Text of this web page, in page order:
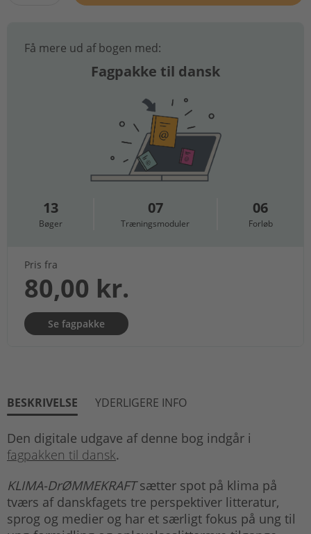
Få mere ud af bogen med:
Fagpakke til dansk
13
Bøger
07
Træningsmoduler
06
Forløb
Pris fra
80,00 kr.
Se fagpakke
BESKRIVELSE YDERLIGERE INFO
Den digitale udgave af denne bog indgår i
fagpakken til dansk.
KLIMA-DrØMMEKRAFTsætter spot på klima på
tværs af danskfagets tre perspektiver litteratur,
sprog og medier og har et særligt fokus på ung til